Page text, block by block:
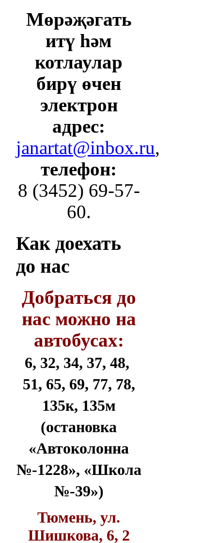
Мөрәҗәгать
итү һәм
котлаулар
бирү өчен
электрон
адрес:
janartat@inbox.ru,
телефон:
8 (3452) 69-57-
60.
Как доехать
до нас
Добраться до
нас можно на
автобусах:
6, 32, 34, 37, 48,
51, 65, 69, 77, 78,
135к, 135м
(остановка
«Автоколонна
№-1228», «Школа
№-39»)
Тюмень, ул.
Шишкова, 6, 2